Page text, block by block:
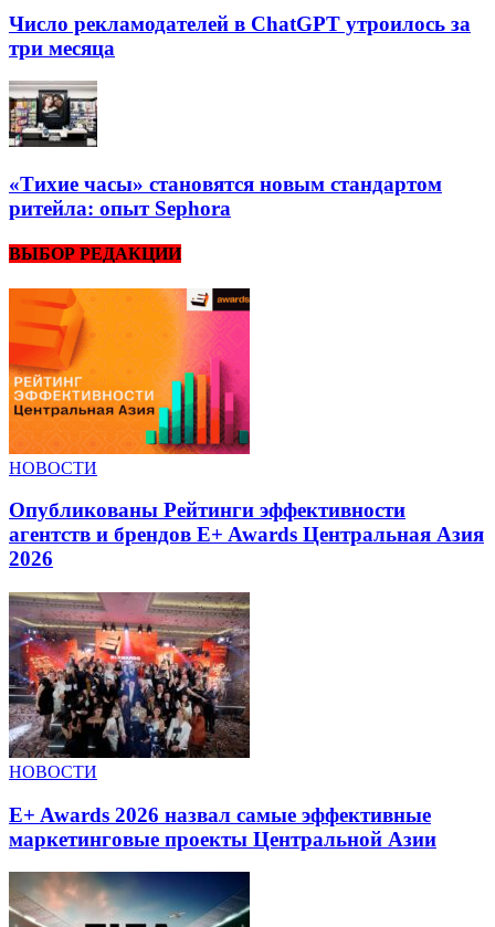
Число рекламодателей в ChatGPT утроилось за
три месяца
«Тихие часы» становятся новым стандартом
ритейла: опыт Sephora
ВЫБОР РЕДАКЦИИ
НОВОСТИ
Опубликованы Рейтинги эффективности
агентств и брендов E+ Awards Центральная Азия
2026
НОВОСТИ
E+ Awards 2026 назвал самые эффективные
маркетинговые проекты Центральной Азии